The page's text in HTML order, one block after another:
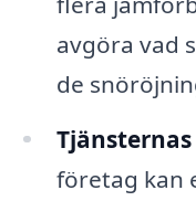
avgöra vad
de
företag kan